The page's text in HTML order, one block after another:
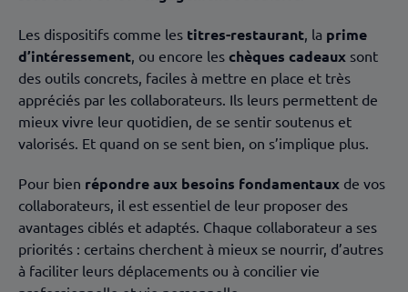
Les dispositifs comme les titres-restaurant, la prime
d’intéressement, ou encore les chèques cadeaux sont
des outils concrets, faciles à mettre en place et très
appréciés par les collaborateurs. Ils leurs permettent de
mieux vivre leur quotidien, de se sentir soutenus et
valorisés. Et quand on se sent bien, on s’implique plus.
Pour bien répondre aux besoins fondamentaux de vos
collaborateurs, il est essentiel de leur proposer des
avantages ciblés et adaptés. Chaque collaborateur a ses
priorités : certains cherchent à mieux se nourrir, d’autres
à faciliter leurs déplacements ou à concilier vie